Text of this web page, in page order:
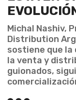
Michal Nashiv,
Distribution
sostiene que la
la venta y
guionados,